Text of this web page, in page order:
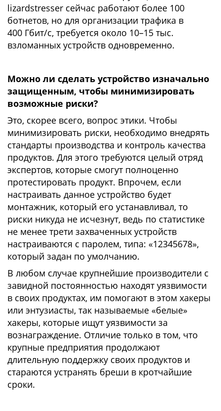
lizardstresser сейчас работают более 100
ботнетов, но для организации трафика в
400 Гбит/с, требуется около 10–15 тыс.
взломанных устройств одновременно.
Можно ли сделать устройство изначально
защищенным, чтобы минимизировать
возможные риски?
Это, скорее всего, вопрос этики. Чтобы
минимизировать риски, необходимо внедрять
стандарты производства и контроль качества
продуктов. Для этого требуются целый отряд
экспертов, которые смогут полноценно
протестировать продукт. Впрочем, если
настраивать данное устройство будет
монтажник, который его устанавливал, то
риски никуда не исчезнут, ведь по статистике
не менее трети захваченных устройств
настраиваются с паролем, типа: «12345678»,
который задан по умолчанию.
В любом случае крупнейшие производители с
завидной постоянностью находят уязвимости
в своих продуктах, им помогают в этом хакеры
или энтузиасты, так называемые «белые»
хакеры, которые ищут уязвимости за
вознаграждение. Отличие только в том, что
крупные предприятия продолжают
длительную поддержку своих продуктов и
стараются устранять бреши в кротчайшие
сроки.